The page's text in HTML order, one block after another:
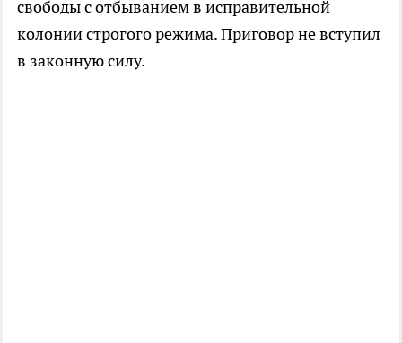
свободы с отбыванием в исправительной
колонии строгого режима. Приговор не вступил
в законную силу.